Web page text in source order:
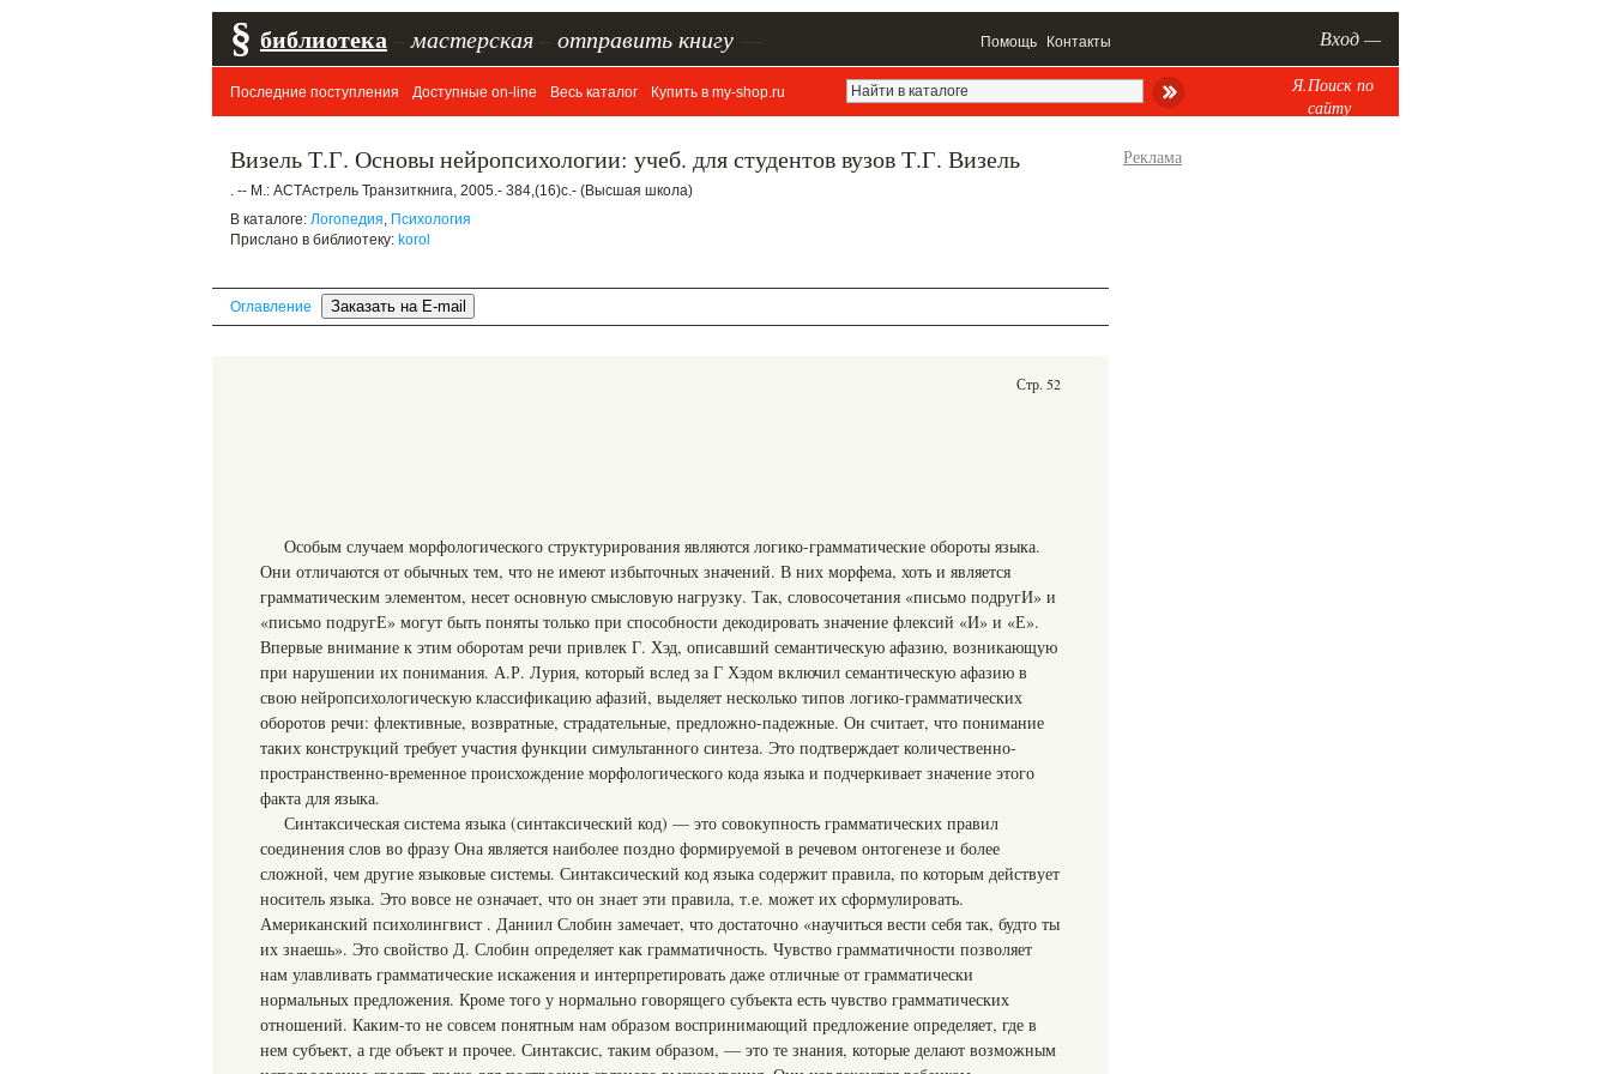
§ библиотека мастерская отправить книгу Помощь Контакты Вход —
Последние поступления Доступные on-line Весь каталог Купить в my-shop.ru
Я.Поиск по
сайту
Визель Т.Г. Основы нейропсихологии: учеб. для студентов вузов Т.Г. Визель
. -- М.: АСТАстрель Транзиткнига, 2005.- 384,(16)с.- (Высшая школа)
В каталоге: Логопедия, Психология
Прислано в библиотеку: korol
Оглавление
Стр. 52
Особым случаем морфологического структурирования являются логико-грамматические обороты языка.
Они отличаются от обычных тем, что не имеют избыточных значений. В них морфема, хоть и является
грамматическим элементом, несет основную смысловую нагрузку. Так, словосочетания «письмо подругИ» и
«письмо подругЕ» могут быть поняты только при способности декодировать значение флексий «И» и «Е».
Впервые внимание к этим оборотам речи привлек Г. Хэд, описавший семантическую афазию, возникающую
при нарушении их понимания. А.Р. Лурия, который вслед за Г Хэдом включил семантическую афазию в
свою нейропсихологическую классификацию афазий, выделяет несколько типов логико-грамматических
оборотов речи: флективные, возвратные, страдательные, предложно-падежные. Он считает, что понимание
таких конструкций требует участия функции симультанного синтеза. Это подтверждает количественно-
пространственно-временное происхождение морфологического кода языка и подчеркивает значение этого
факта для языка.
Синтаксическая система языка (синтаксический код) — это совокупность грамматических правил
соединения слов во фразу Она является наиболее поздно формируемой в речевом онтогенезе и более
сложной, чем другие языковые системы. Синтаксический код языка содержит правила, по которым действует
носитель языка. Это вовсе не означает, что он знает эти правила, т.е. может их сформулировать.
Американский психолингвист . Даниил Слобин замечает, что достаточно «научиться вести себя так, будто ты
их знаешь». Это свойство Д. Слобин определяет как грамматичность. Чувство грамматичности позволяет
нам улавливать грамматические искажения и интерпретировать даже отличные от грамматически
нормальных предложения. Кроме того у нормально говорящего субъекта есть чувство грамматических
отношений. Каким-то не совсем понятным нам образом воспринимающий предложение определяет, где в
нем субъект, а где объект и прочее. Синтаксис, таким образом, — это те знания, которые делают возможным
Реклама